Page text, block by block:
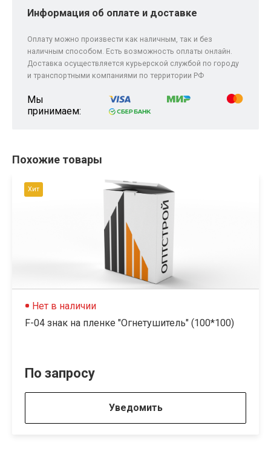
Информация об оплате и доставке
Оплату можно произвести как наличным, так и без
наличным способом. Есть возможность оплаты онлайн.
Доставка осуществляется курьерской службой по городу
и транспортными компаниями по территории РФ
Мы
принимаем:
Похожие товары
Хит
Нет в наличии
F-04 знак на пленке "Огнетушитель" (100*100)
По запросу
Уведомить